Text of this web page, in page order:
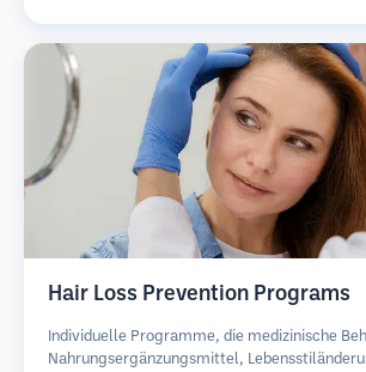
Hair Loss Prevention Programs
Individuelle Programme, die medizinische
Nahrungsergänzungsmittel,